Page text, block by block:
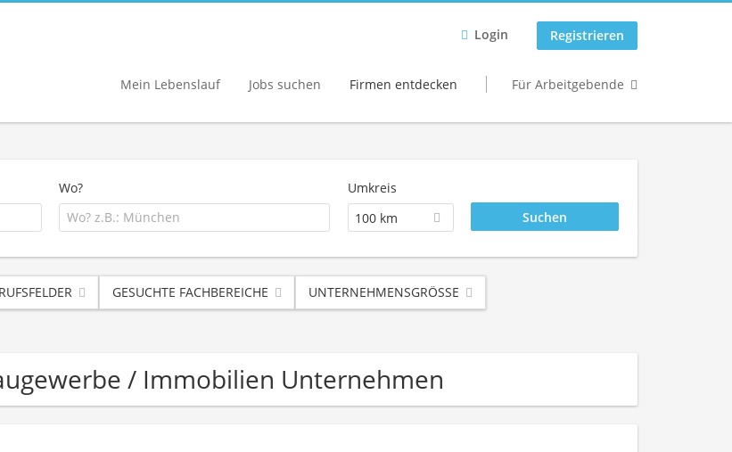
Login Registrieren
Mein Lebenslauf Jobs suchen Firmen entdecken Für Arbeitgebende
Wo?
Umkreis
100 km
GESUCHTE FACHBEREICHE UNTERNEHMENSGRÖSSE
/ Immobilien Unternehmen